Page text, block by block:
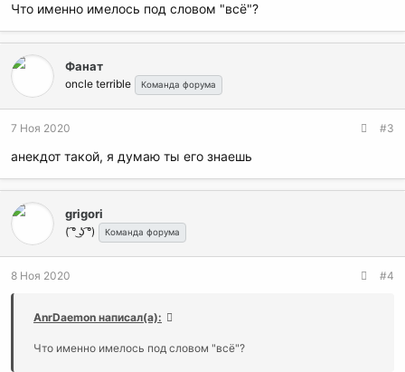
Что именно имелось под словом "всё"?
Фанат
oncle terrible Команда форума
7 Ноя 2020 #3
анекдот такой, я думаю ты его знаешь
grigori
( ͡° ͜ʖ ͡°) Команда форума
8 Ноя 2020 #4
AnrDaemon написал(а):
Что именно имелось под словом "всё"?